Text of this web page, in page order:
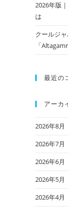
2026年版
は
クールジ
「
最近の
アーカ
2026年8月
2026年7月
2026年6月
2026年5月
2026年4月